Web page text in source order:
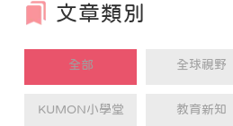
文章類別
全部 全球視野
KUMON小學堂 教育新知